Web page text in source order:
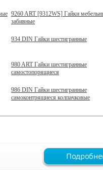
9260 ART [9312WS] Гайки
забивные
934 DIN Гайки шестигранные
980 ART Гайки шестигранные
самостопорящиеся
986 DIN Гайки шестигранные
самоконтрящиеся колпачковые